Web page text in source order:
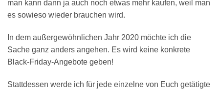
man kann dann ja auch noch etwas mehr kaufen, weil man
es sowieso wieder brauchen wird.
In dem außergewöhnlichen Jahr 2020 möchte ich die
Sache ganz anders angehen. Es wird keine konkrete
Black-Friday-Angebote geben!
Stattdessen werde ich für jede einzelne von Euch getätigte